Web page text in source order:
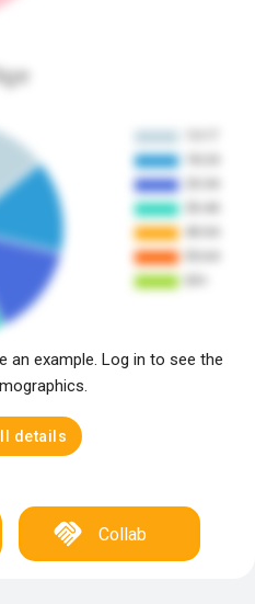
an example. Log in to see the
details
Collab